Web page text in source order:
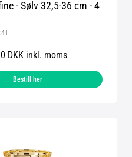
- Sølv 32,5-36 cm - 4
DKK inkl. moms
Bestill her